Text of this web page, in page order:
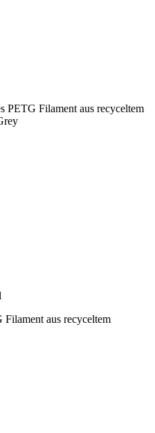
PETG Filament aus recyceltem
aus recyceltem